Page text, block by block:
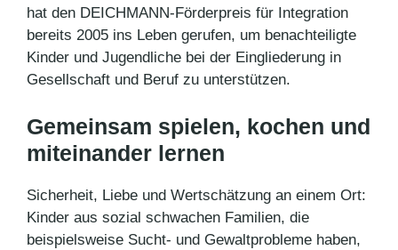
hat den DEICHMANN-Förderpreis für Integration
bereits 2005 ins Leben gerufen, um benachteiligte
Kinder und Jugendliche bei der Eingliederung in
Gesellschaft und Beruf zu unterstützen.
Gemeinsam spielen, kochen und
miteinander lernen
Sicherheit, Liebe und Wertschätzung an einem Ort:
Kinder aus sozial schwachen Familien, die
beispielsweise Sucht- und Gewaltprobleme haben,